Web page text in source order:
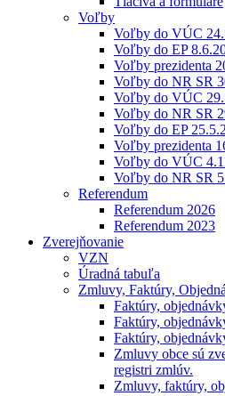
Voľby
Voľby do VÚC
Voľby do EP
Voľby prezidenta
Voľby do NR SR
Voľby do VÚC
Voľby do NR SR
Voľby do EP
Voľby prezidenta
Voľby do VÚC
Voľby do NR SR
Referendum
Referendum 2026
Referendum 2023
Zverejňovanie
VZN
Úradná tabuľa
Zmluvy, Faktúry,
Faktúry,
Faktúry,
Faktúry,
Zmluvy obce sú
registri zmlúv.
Zmluvy, faktúry,